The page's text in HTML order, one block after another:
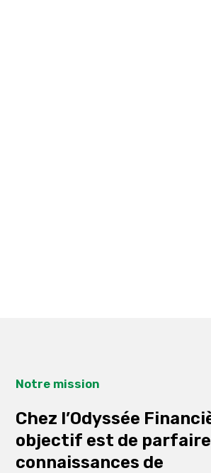
Notre mission
Chez l’Odyssée
objectif est de parfaire
connaissances de